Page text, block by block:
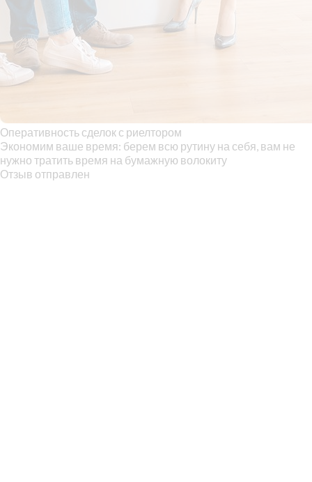
Оперативность сделок с риелтором
Экономим ваше время: берем всю рутину на себя, вам не
нужно тратить время на бумажную волокиту
Отзыв отправлен